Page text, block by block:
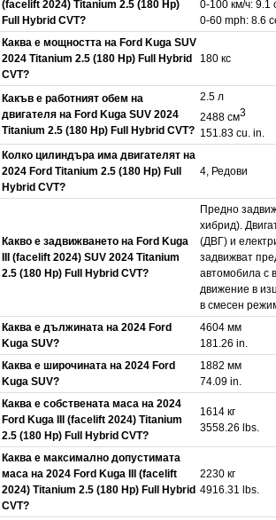
(facelift 2024) Titanium 2.5 (180 Hp)
Full Hybrid CVT?
0-100 км/ч: 9.1
0-60 mph: 8.6
Каква е мощността на Ford Kuga SUV
2024 Titanium 2.5 (180 Hp) Full Hybrid
CVT?
180 кс
Какъв е работният обем на
двигателя на Ford Kuga SUV 2024
Titanium 2.5 (180 Hp) Full Hybrid CVT?
2.5 л
2488 см3
151.83 cu. in.
Колко цилиндъра има двигателят на
2024 Ford Titanium 2.5 (180 Hp) Full
Hybrid CVT?
4, Редови
Какво е задвижването на Ford Kuga
III (facelift 2024) SUV 2024 Titanium
2.5 (180 Hp) Full Hybrid CVT?
Предно
хибрид).
(ДВГ) и
задвижват
автомобила с
движение в
в смесен
Каква е дължината на 2024 Ford
Kuga SUV?
4604 мм
181.26 in.
Каква е широчината на 2024 Ford
Kuga SUV?
1882 мм
74.09 in.
Каква е собствената маса на 2024
Ford Kuga III (facelift 2024) Titanium
2.5 (180 Hp) Full Hybrid CVT?
1614 кг
3558.26 lbs.
Каква е максимално допустимата
маса на 2024 Ford Kuga III (facelift
2024) Titanium 2.5 (180 Hp) Full Hybrid
CVT?
2230 кг
4916.31 lbs.